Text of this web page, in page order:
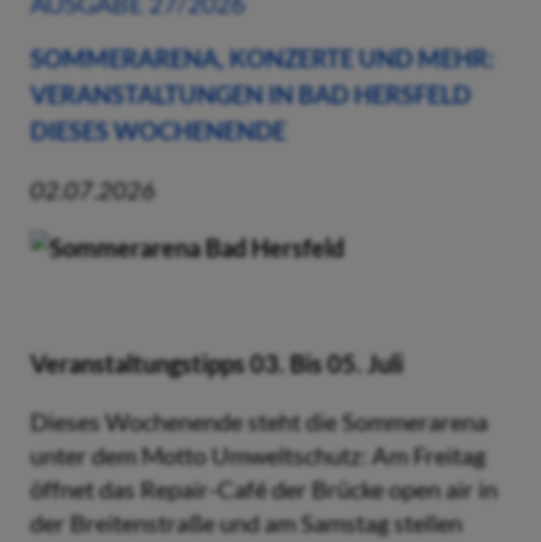
SOMMERARENA, KONZERTE UND MEHR:
VERANSTALTUNGEN IN BAD HERSFELD
DIESES WOCHENENDE
02.07.2026
Veranstaltungstipps 03. Bis 05. Juli
Dieses Wochenende steht die Sommerarena
unter dem Motto Umweltschutz: Am Freitag
öffnet das Repair-Café der Brücke open air in
der Breitenstraße und am Samstag stellen